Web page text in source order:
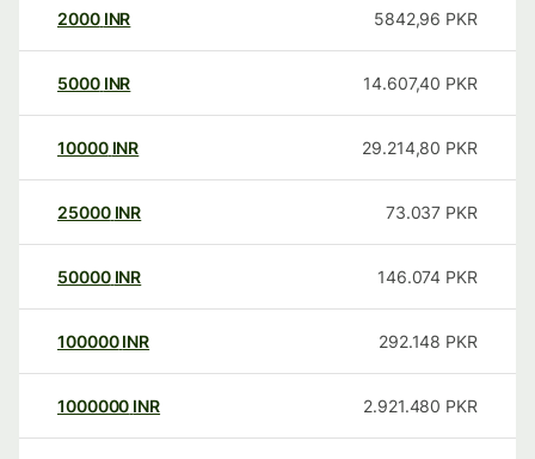
2000 INR 5842,96 PKR
5000 INR 14.607,40 PKR
10000 INR 29.214,80 PKR
25000 INR 73.037 PKR
50000 INR 146.074 PKR
100000 INR 292.148 PKR
1000000 INR 2.921.480 PKR